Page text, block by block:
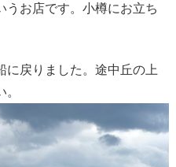
うお店です。小樽にお立ち
に戻りました。途中丘の上